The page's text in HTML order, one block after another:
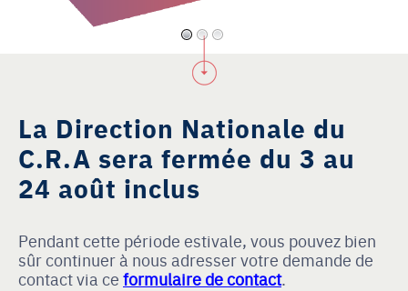
La Direction Nationale du
C.R.A sera fermée du 3 au
24 août inclus
Pendant cette période estivale, vous pouvez bien
sûr continuer à nous adresser votre demande de
contact via ce formulaire de contact.